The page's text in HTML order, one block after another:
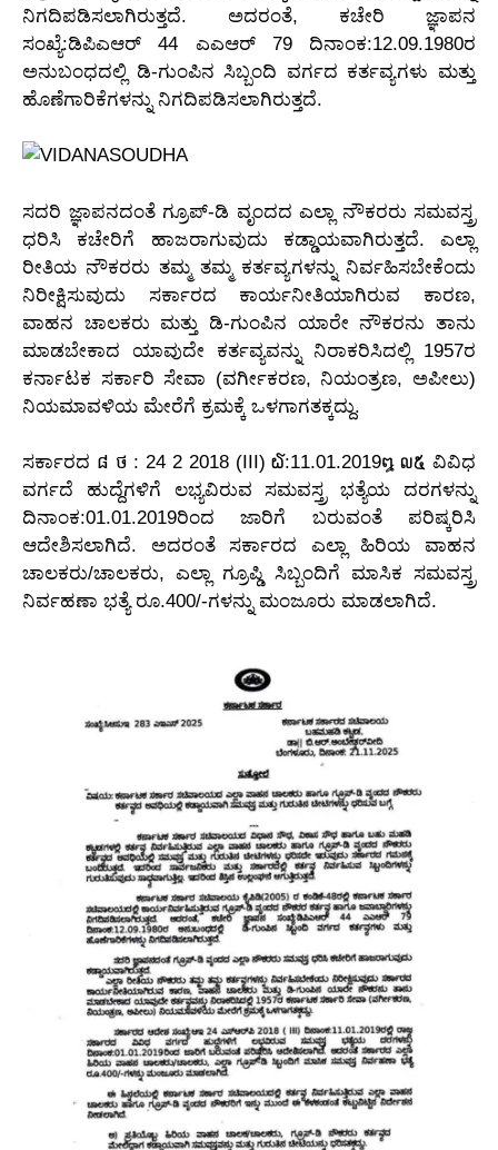
ನಿಗದಿಪಡಿಸಲಾಗಿರುತ್ತದೆ. ಅದರಂತೆ, ಕಚೇರಿ ಜ್ಞಾಪನ
ಸಂಖ್ಯೆ:ಡಿಪಿಎಆರ್ 44 ಎಎಆರ್ 79 ದಿನಾಂಕ:12.09.1980ರ
ಅನುಬಂಧದಲ್ಲಿ ಡಿ-ಗುಂಪಿನ ಸಿಬ್ಬಂದಿ ವರ್ಗದ ಕರ್ತವ್ಯಗಳು ಮತ್ತು
ಹೊಣೆಗಾರಿಕೆಗಳನ್ನು ನಿಗದಿಪಡಿಸಲಾಗಿರುತ್ತದೆ.
ಸದರಿ ಜ್ಞಾಪನದಂತೆ ಗ್ರೂಪ್-ಡಿ ವೃಂದದ ಎಲ್ಲಾ ನೌಕರರು ಸಮವಸ್ತ್ರ
ಧರಿಸಿ ಕಚೇರಿಗೆ ಹಾಜರಾಗುವುದು ಕಡ್ಡಾಯವಾಗಿರುತ್ತದೆ. ಎಲ್ಲಾ
ರೀತಿಯ ನೌಕರರು ತಮ್ಮ ತಮ್ಮ ಕರ್ತವ್ಯಗಳನ್ನು ನಿರ್ವಹಿಸಬೇಕೆಂದು
ನಿರೀಕ್ಷಿಸುವುದು ಸರ್ಕಾರದ ಕಾರ್ಯನೀತಿಯಾಗಿರುವ ಕಾರಣ,
ವಾಹನ ಚಾಲಕರು ಮತ್ತು ಡಿ-ಗುಂಪಿನ ಯಾರೇ ನೌಕರನು ತಾನು
ಮಾಡಬೇಕಾದ ಯಾವುದೇ ಕರ್ತವ್ಯವನ್ನು ನಿರಾಕರಿಸಿದಲ್ಲಿ 1957ರ
ಕರ್ನಾಟಕ ಸರ್ಕಾರಿ ಸೇವಾ (ವರ್ಗೀಕರಣ, ನಿಯಂತ್ರಣ, ಅಪೀಲು)
ನಿಯಮಾವಳಿಯ ಮೇರೆಗೆ ಕ್ರಮಕ್ಕೆ ಒಳಗಾಗತಕ್ಕದ್ದು.
ಸರ್ಕಾರದ ៨ ថ : 24 2 2018 (III) ໖:11.01.2019໘ ໙໕ ವಿವಿಧ
ವರ್ಗದೆ ಹುದ್ದೆಗಳಿಗೆ ಲಭ್ಯವಿರುವ ಸಮವಸ್ತ್ರ ಭತ್ಯೆಯ ದರಗಳನ್ನು
ದಿನಾಂಕ:01.01.2019ರಿಂದ ಜಾರಿಗೆ ಬರುವಂತೆ ಪರಿಷ್ಕರಿಸಿ
ಆದೇಶಿಸಲಾಗಿದೆ. ಅದರಂತೆ ಸರ್ಕಾರದ ಎಲ್ಲಾ ಹಿರಿಯ ವಾಹನ
ಚಾಲಕರು/ಚಾಲಕರು, ಎಲ್ಲಾ ಗ್ರೂಪ್ಡಿ ಸಿಬ್ಬಂದಿಗೆ ಮಾಸಿಕ ಸಮವಸ್ತ್ರ
ನಿರ್ವಹಣಾ ಭತ್ಯೆ ರೂ.400/-ಗಳನ್ನು ಮಂಜೂರು ಮಾಡಲಾಗಿದೆ.